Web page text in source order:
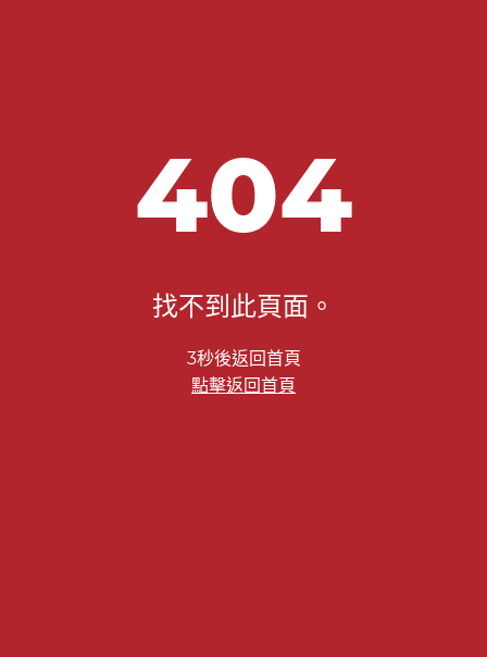
404
找不到此頁面。
2秒後返回首頁
點擊返回首頁